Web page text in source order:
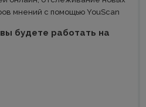
мнений с помощью YouScan
будете работать на